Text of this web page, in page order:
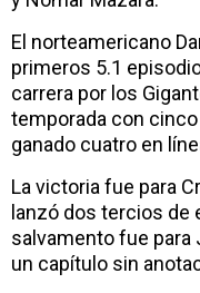
El norteamericano
primeros 5.1
carrera por los
temporada con
ganado cuatro en
La victoria fue para
lanzó dos tercios de
salvamento fue para
un capítulo sin